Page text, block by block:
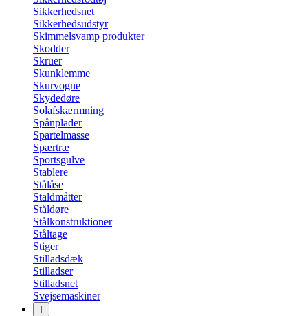
Sikkerhedsnet
Sikkerhedsudstyr
Skimmelsvamp produkter
Skodder
Skruer
Skunklemme
Skurvogne
Skydedøre
Solafskærmning
Spånplader
Spartelmasse
Spærtræ
Sportsgulve
Stablere
Stålåse
Staldmåtter
Ståldøre
Stålkonstruktioner
Ståltage
Stiger
Stilladsdæk
Stilladser
Stilladsnet
Svejsemaskiner
T